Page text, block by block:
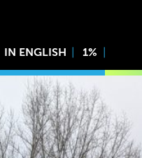
IN ENGLISH 1%